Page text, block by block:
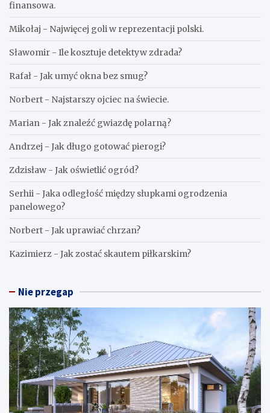
finansowa.
Mikołaj - Najwięcej goli w reprezentacji polski.
Sławomir - Ile kosztuje detektyw zdrada?
Rafał - Jak umyć okna bez smug?
Norbert - Najstarszy ojciec na świecie.
Marian - Jak znaleźć gwiazdę polarną?
Andrzej - Jak długo gotować pierogi?
Zdzisław - Jak oświetlić ogród?
Serhii - Jaka odległość między słupkami ogrodzenia
panelowego?
Norbert - Jak uprawiać chrzan?
Kazimierz - Jak zostać skautem piłkarskim?
Nie przegap